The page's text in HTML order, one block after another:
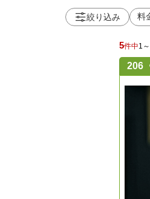
絞り込み
5件中1
206